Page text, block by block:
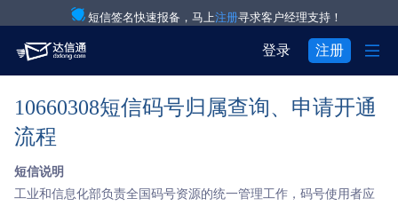
短信签名快速报备，马上注册寻求客户经理支持！
登录 注册 
产品与服务 
营销短信
解决方案
 IT互联网行业
关于我们 
注册 登录
用户中心
10660308短信码号归属查询、申请开通
流程
短信说明
工业和信息化部负责全国码号资源的统一管理工作，码号使用者应